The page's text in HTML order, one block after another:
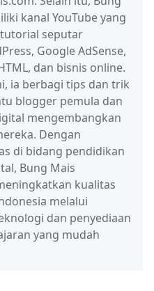
kanal YouTube yang
seputar
Google AdSense,
dan bisnis online.
ia berbagi tips dan trik
blogger pemula dan
mengembangkan
Dengan
di bidang pendidikan
Bung Mais
kualitas
melalui
dan penyediaan
yang mudah